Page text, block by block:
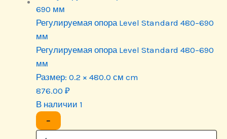
Регулируемая опора Level Standard 480–690
мм
Регулируемая опора Level Standard 480–690
мм
Размер: 0.2 × 480.0 см cm
876.00 ₽
В наличии 1
−